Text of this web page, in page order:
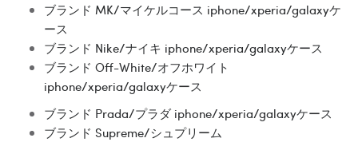
ブランド MK/マイケルコース iphone/xperia/galaxyケ
ース
ブランド Nike/ナイキ iphone/xperia/galaxyケース
ブランド Off-White/オフホワイト
iphone/xperia/galaxyケース
ブランド Prada/プラダ iphone/xperia/galaxyケース
ブランド Supreme/シュプリーム